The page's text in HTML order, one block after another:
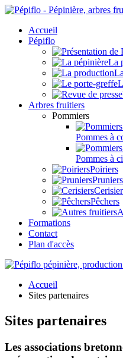
Accueil
Pépiflo
La
Arbres fruitiers
Pommiers
Pommes à
Pommes à
Poiriers
Pruniers
Pêchers
Formations
Contact
Plan d'accès
Accueil
Sites partenaires
Sites partenaires
Les associations